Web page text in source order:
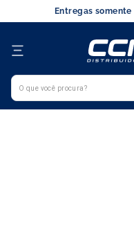
Entregas somente